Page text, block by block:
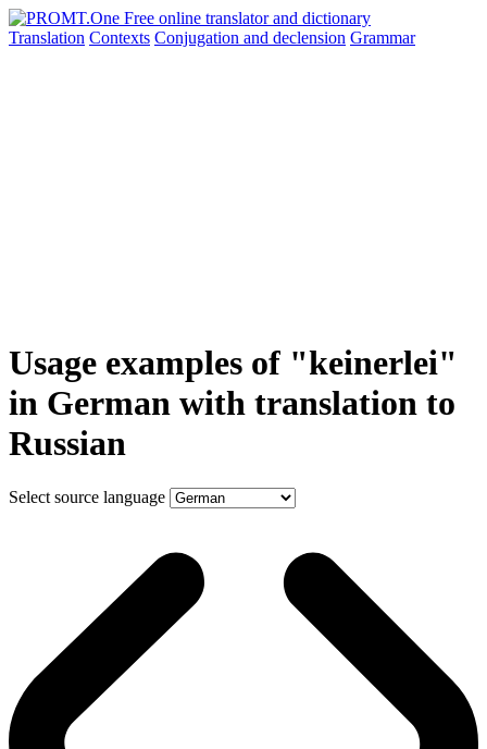
Translation Contexts Conjugation and declension Grammar
Usage examples of "keinerlei"
in German with translation to
Russian
Select source language